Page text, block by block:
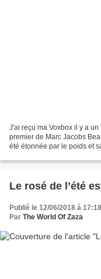
J'ai reçu ma Voxbox il y a
premier de Marc Jacobs
été étonnée par le poids et
Le rosé de l’été
Publié le 12/06/2018 à 17:18
Par The World Of Zaza